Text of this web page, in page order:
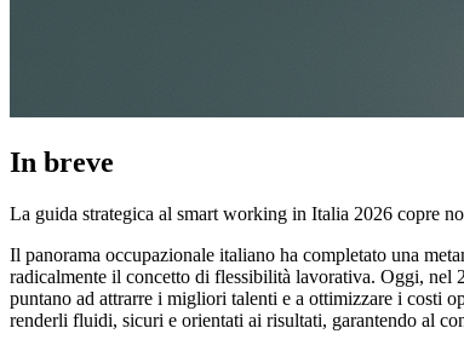
In breve
La guida strategica al smart working in Italia 2026 copre
Il panorama occupazionale italiano ha completato una
radicalmente il concetto di flessibilità lavorativa. Oggi, nel
puntano ad attrarre i migliori talenti e a ottimizzare i costi
renderli fluidi, sicuri e orientati ai risultati, garantendo al